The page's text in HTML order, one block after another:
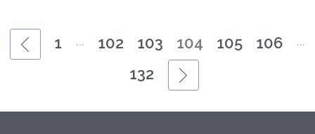
1 ... 102 103 104 105 106
...
132